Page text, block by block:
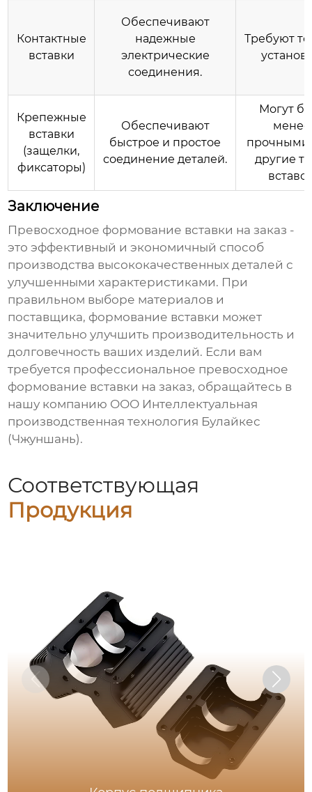
Контактные
вставки
Обеспечивают
надежные
электрические
соединения.
Требуют
Крепежные
вставки
(защелки,
фиксаторы)
Обеспечивают
быстрое и простое
соединение деталей.
Могут
менее
другие
Заключение
Превосходное формование вставки на заказ -
это эффективный и экономичный способ
производства высококачественных деталей с
улучшенными характеристиками. При
правильном выборе материалов и
поставщика, формование вставки может
значительно улучшить производительность и
долговечность ваших изделий. Если вам
требуется профессиональное превосходное
формование вставки на заказ, обращайтесь в
нашу компанию ООО Интеллектуальная
производственная технология Булайкес
(Чжуншань).
Соответствующая
Продукция